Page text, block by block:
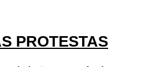
PROTESTAS